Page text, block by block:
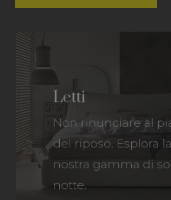
Letti
Non rinunciare al
del riposo. Esplora la
nostra gamma di
notte.